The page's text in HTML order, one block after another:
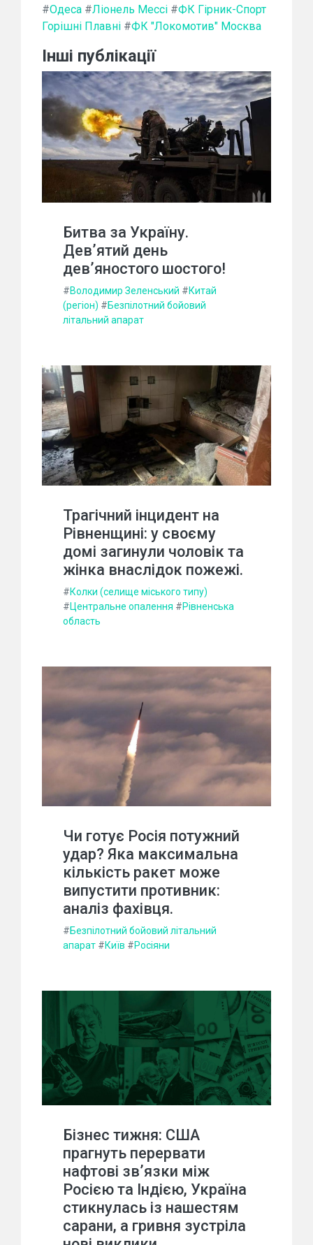
#Одеса #Ліонель Мессі #ФК Гірник-Спорт
Горішні Плавні #ФК "Локомотив" Москва
Інші публікації
Битва за Україну.
Дев’ятий день
дев’яностого шостого!
#Володимир Зеленський #Китай
(регіон) #Безпілотний бойовий
літальний апарат
Трагічний інцидент на
Рівненщині: у своєму
домі загинули чоловік та
жінка внаслідок пожежі.
#Колки (селище міського типу)
#Центральне опалення #Рівненська
область
Чи готує Росія потужний
удар? Яка максимальна
кількість ракет може
випустити противник:
аналіз фахівця.
#Безпілотний бойовий літальний
апарат #Київ #Росіяни
Бізнес тижня: США
прагнуть перервати
нафтові зв’язки між
Росією та Індією, Україна
стикнулась із нашестям
сарани, а гривня зустріла